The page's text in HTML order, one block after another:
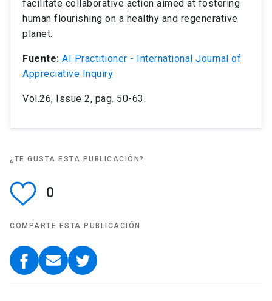
facilitate collaborative action aimed at fostering
human flourishing on a healthy and regenerative
planet.
Fuente: AI Practitioner - International Journal of
Appreciative Inquiry
Vol.26, Issue 2, pag. 50-63.
¿TE GUSTA ESTA PUBLICACIÓN?
0
COMPARTE ESTA PUBLICACIÓN